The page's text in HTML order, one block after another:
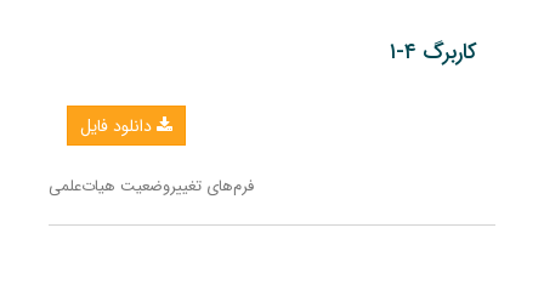
کاربرگ ۴-۱
دانلود فایل
فرم‌های تغییروضعیت هیات‌علمی